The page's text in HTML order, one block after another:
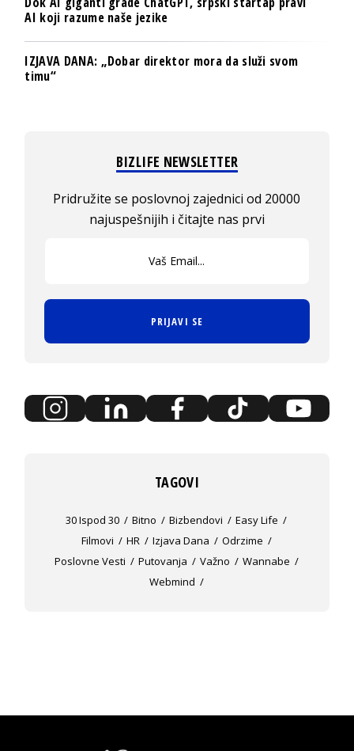
AI koji razume naše jezike
IZJAVA DANA: „Dobar direktor mora da služi svom
timu“
BIZLIFE NEWSLETTER
Pridružite se poslovnoj zajednici od 20000
najuspešnijih i čitajte nas prvi
PRIJAVI SE
TAGOVI
30 Ispod 30 Bitno Bizbendovi
Easy Life
Filmovi
HR Izjava Dana
Odrzime
Poslovne Vesti
Putovanja Važno
Wannabe
Webmind